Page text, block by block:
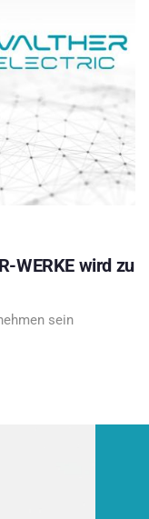
WERKE wird zu
sein